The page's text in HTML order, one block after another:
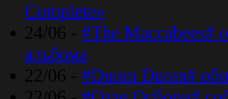
Complete»
24/06 - #The Maccabees#
альбома
22/06 - #Duran Duran#